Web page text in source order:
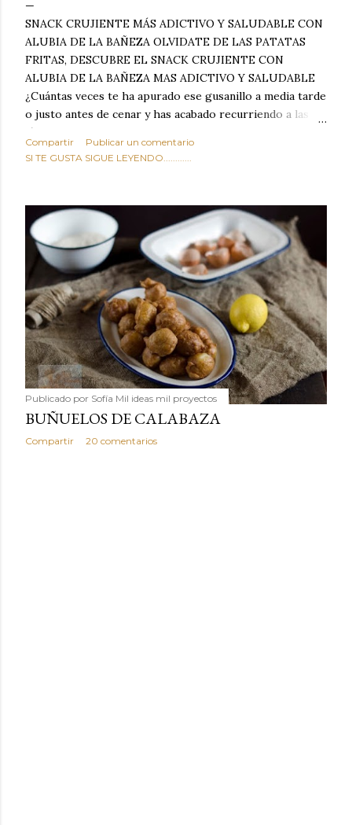
SNACK CRUJIENTE MÁS ADICTIVO Y SALUDABLE CON
ALUBIA DE LA BAÑEZA OLVIDATE DE LAS PATATAS
FRITAS, DESCUBRE EL SNACK CRUJIENTE CON
ALUBIA DE LA BAÑEZA MAS ADICTIVO Y SALUDABLE
¿Cuántas veces te ha apurado ese gusanillo a media tarde
o justo antes de cenar y has acabado recurriendo a las
típicas patatas de bolsa, frutos secos fritos o snacks
ultraprocesados llenos de grasas saturadas y sodio?
sabroso, con ese toque tostado y crujiente que tanto nos
satisface. Estas alubias crujientes al horno van a cambiar
por completo tu forma de ver las legumbres. Olvídate de
asociar las alubias únicamente a los guisos tradicionales y
copiosos de invierno. Con esta receta simple pero
revolucionaria, transformaremos un ingrediente tan
humilde como la alubia de La Bañeza en un snack ligero,
dorado, cargado de proteína y 100% natural. Es el
sustituto perfecto a los frutos se...
Compartir
Publicar un comentario
SI TE GUSTA SIGUE LEYENDO............
Publicado por Sofía Mil ideas mil proyectos
BUÑUELOS DE CALABAZA
Compartir 20 comentarios